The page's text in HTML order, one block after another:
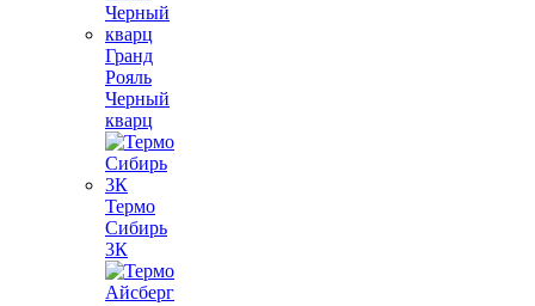
Гранд
Рояль
Черный
кварц
Термо
Сибирь
3К